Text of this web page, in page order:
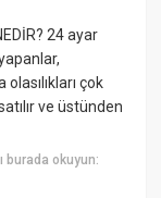
24 ayar
çok
ve üstünden
burada okuyun: